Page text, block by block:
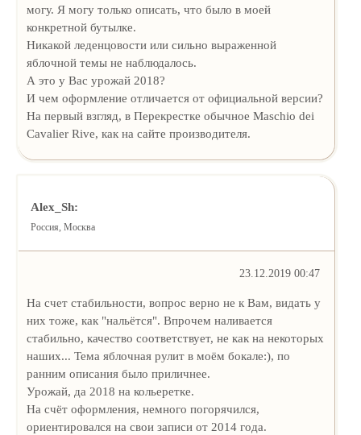
могу. Я могу только описать, что было в моей
конкретной бутылке.
Никакой леденцовости или сильно выраженной
яблочной темы не наблюдалось.
А это у Вас урожай 2018?
И чем оформление отличается от официальной версии?
На первый взгляд, в Перекрестке обычное Maschio dei
Cavalier Rive, как на сайте производителя.
Alex_Sh:
Россия, Москва
23.12.2019 00:47
На счет стабильности, вопрос верно не к Вам, видать у
них тоже, как "нальётся". Впрочем наливается
стабильно, качество соответствует, не как на некоторых
наших... Тема яблочная рулит в моём бокале:), по
ранним описания было приличнее.
Урожай, да 2018 на кольеретке.
На счёт оформления, немного погорячился,
ориентировался на свои записи от 2014 года.